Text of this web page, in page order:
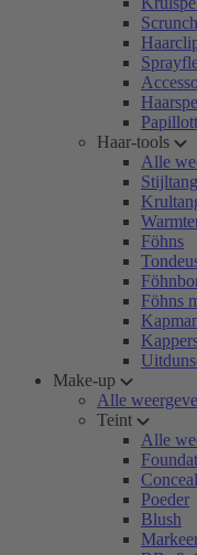
Haar-tools
Alle
Stijltang
Föhns
Föhns
Make-up
Alle
Teint
Alle
Poeder
Blush